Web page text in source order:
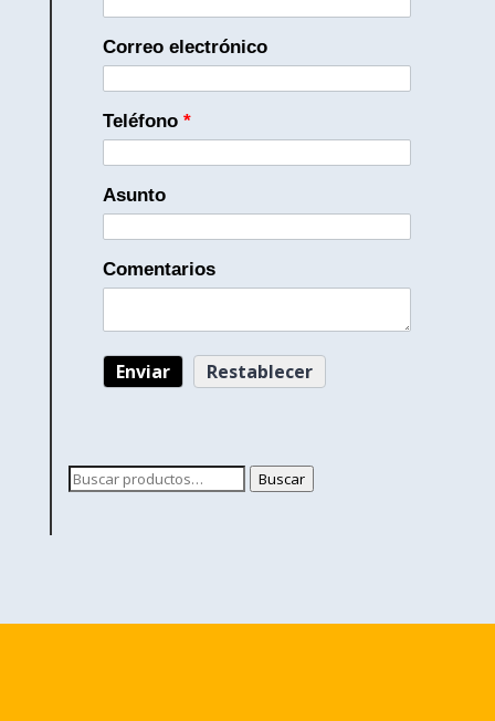
Correo electrónico
Teléfono *
Asunto
Comentarios
Buscar
Buscar